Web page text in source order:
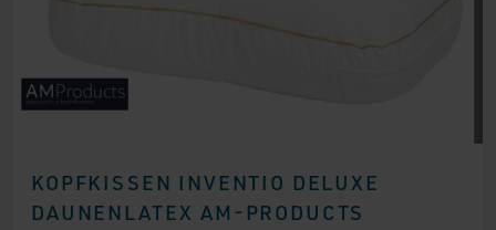
KOPFKISSEN INVENTIO DELUXE
DAUNENLATEX AM-PRODUCTS